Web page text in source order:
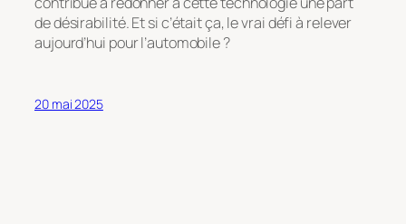
de désirabilité. Et si c’était ça, le vrai défi à relever
aujourd’hui pour l’automobile ?
20 mai 2025